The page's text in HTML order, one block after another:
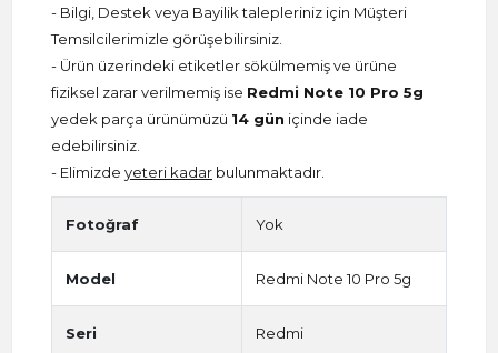
- Bilgi, Destek veya Bayilik talepleriniz için Müşteri
Temsilcilerimizle görüşebilirsiniz.
- Ürün üzerindeki etiketler sökülmemiş ve ürüne
fiziksel zarar verilmemiş ise Redmi Note 10 Pro 5g
yedek parça ürünümüzü 14 gün içinde iade
edebilirsiniz.
- Elimizde yeteri kadar bulunmaktadır.
Fotoğraf Yok
Model Redmi Note 10 Pro 5g
Seri Redmi